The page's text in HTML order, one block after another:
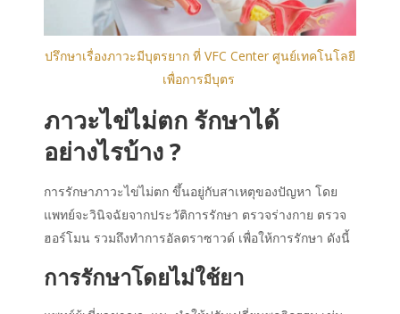
ปรึกษาเรื่องภาวะมีบุตรยาก ที่ VFC Center ศูนย์เทคโนโลยี
เพื่อการมีบุตร
ภาวะไข่ไม่ตก รักษาได้
อย่างไรบ้าง ?
การรักษาภาวะไข่ไม่ตก ขึ้นอยู่กับสาเหตุของปัญหา โดย
แพทย์จะวินิจฉัยจากประวัติการรักษา ตรวจร่างกาย ตรวจ
ฮอร์โมน รวมถึงทำการอัลตราซาวด์ เพื่อให้การรักษา ดังนี้
การรักษาโดยไม่ใช้ยา